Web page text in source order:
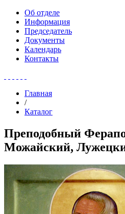
Об отделе
Информация
Председатель
Документы
Календарь
Контакты
Главная
/
Каталог
Преподобный
Можайский,